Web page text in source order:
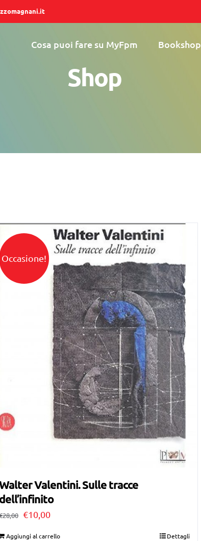
Cosa puoi fare su MyFpm Bookshop
Shop
Occasione!
Valentini. Sulle tracce
dell’infinito
28,00 Il
€10,00Il
Aggiungi al carrello Dettagli